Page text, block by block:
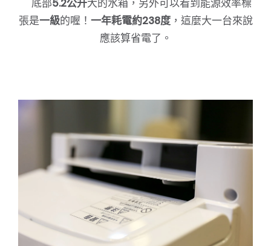
底部5.2公升大的水箱，另外可以看到能源效率標
張是一級的喔！ 一年耗電約238度，這麼大一台來說
應該算省電了。